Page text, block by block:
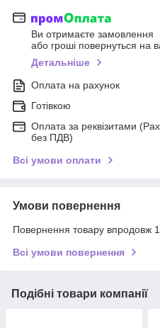
Ви отримаєте замовлення
або гроші повернуться на
Детальніше
Оплата на рахунок
Готівкою
Оплата за реквізитами
без ПДВ)
Всі умови оплати
Умови повернення
Повернення товару впродовж
Всі умови повернення
Подібні товари компанії